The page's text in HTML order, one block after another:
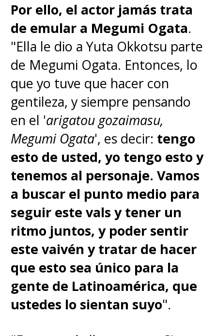
Por ello, el actor jamás trata
de emular a Megumi Ogata.
"Ella le dio a Yuta Okkotsu parte
de Megumi Ogata. Entonces, lo
que yo tuve que hacer con
gentileza, y siempre pensando
en el 'arigatou gozaimasu,
Megumi Ogata', es decir: tengo
esto de usted, yo tengo esto y
tenemos al personaje. Vamos
a buscar el punto medio para
seguir este vals y tener un
ritmo juntos, y poder sentir
este vaivén y tratar de hacer
que esto sea único para la
gente de Latinoamérica, que
ustedes lo sientan suyo".